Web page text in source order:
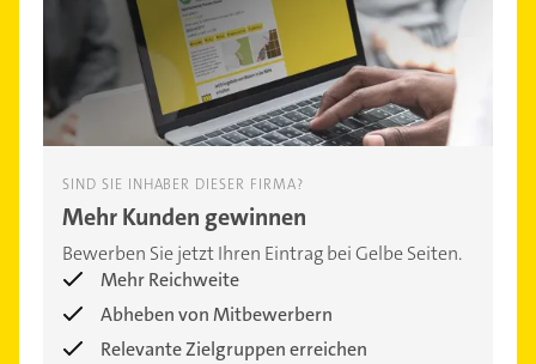
SIND SIE INHABER DIESER FIRMA?
Mehr Kunden gewinnen
Bewerben Sie jetzt Ihren Eintrag bei Gelbe Seiten.
Mehr Reichweite
Abheben von Mitbewerbern
Relevante Zielgruppen erreichen